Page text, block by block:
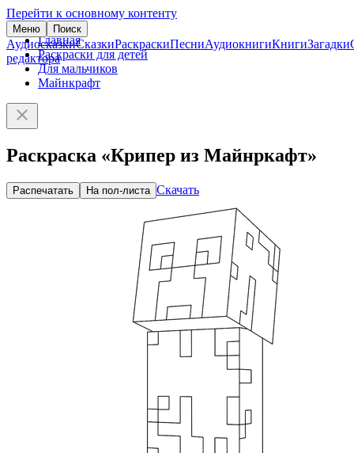
Перейти к основному контенту
Меню Поиск
АудиосказкиСказкиРаскраскиПесниАудиокнигиКнигиЗагадки
редактора
Главная
Раскраски для детей
Для мальчиков
Майнкрафт
Раскраска «Крипер из Майнркафт»
Распечатать На пол-листа Скачать